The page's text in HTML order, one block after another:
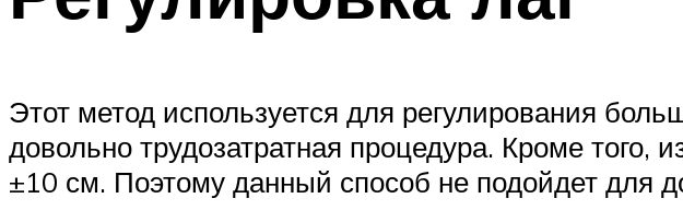
Этот метод используется для регулирования
довольно трудозатратная процедура. Кроме того,
±10 см. Поэтому данный способ не подойдет для